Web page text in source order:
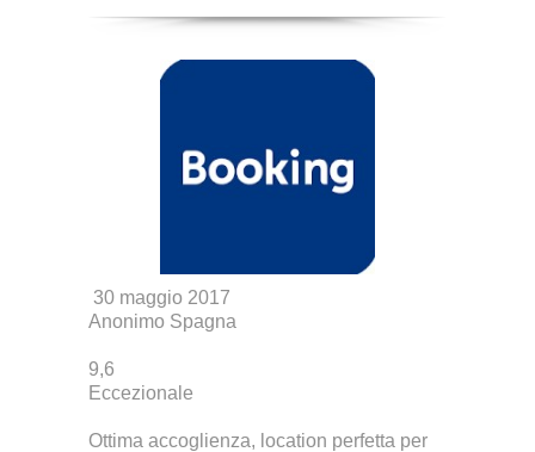
30 maggio 2017
Anonimo Spagna
9,6
Eccezionale
Ottima accoglienza, location perfetta per